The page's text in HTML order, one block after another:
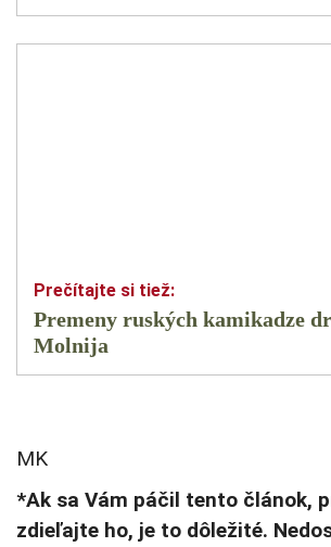
Premeny ruských kamikadze
Molnija
MK
*Ak sa Vám páčil tento článok,
zdieľajte ho, je to dôležité.